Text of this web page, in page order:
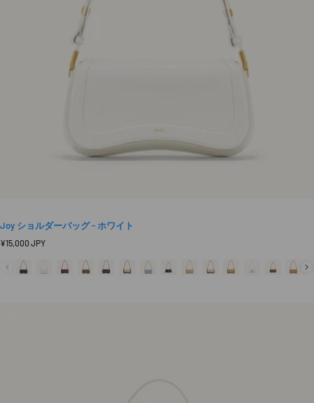
Joy ショルダーバッグ - ホワイト
¥15,000 JPY